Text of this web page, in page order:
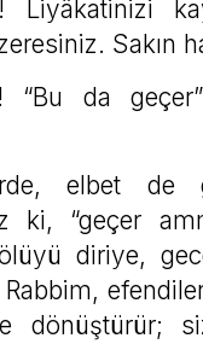
Liyâkatinizi
Sakın
“Bu da
elbet de
ki, “geçer
diriye,
dönüştürür;